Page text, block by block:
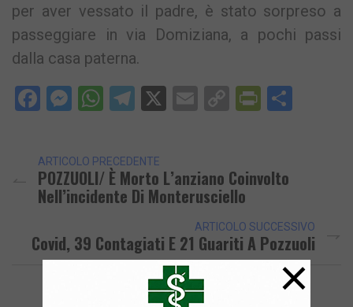
per aver vessato il padre, è stato sorpreso a
passeggiare in via Domiziana, a pochi passi
dalla casa paterna.
Facebook
Messenger
WhatsApp
Telegram
X EmailCopy
ARTICOLO PRECEDENTE
POZZUOLI/ È Morto L’anziano Coinvolto
Nell’incidente Di Monterusciello
ARTICOLO SUCCESSIVO
Covid, 39 Contagiati E 21 Guariti A Pozzuoli
×